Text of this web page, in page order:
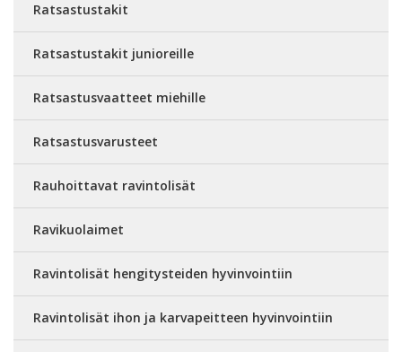
Ratsastustakit
Ratsastustakit junioreille
Ratsastusvaatteet miehille
Ratsastusvarusteet
Rauhoittavat ravintolisät
Ravikuolaimet
Ravintolisät hengitysteiden hyvinvointiin
Ravintolisät ihon ja karvapeitteen hyvinvointiin